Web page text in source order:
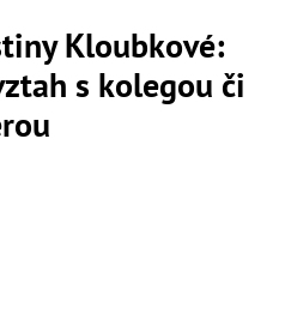
Kloubkové:
s kolegou či